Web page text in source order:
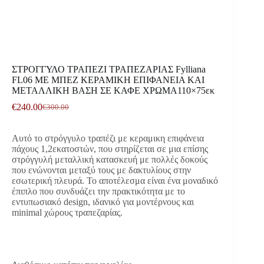
ΣΤΡΟΓΓΥΛΟ ΤΡΑΠΕΖΙ ΤΡΑΠΕΖΑΡΙΑΣ Fylliana
FL06 ΜΕ ΜΠΕΖ ΚΕΡΑΜΙΚΗ ΕΠΙΦΑΝΕΙΑ ΚΑI
ΜΕΤΑΛΛΙΚΗ ΒΑΣΗ ΣΕ ΚΑΦΕ ΧΡΩΜΑ110×75εκ
€300.00
Original
€300.00.
€240.00Η
είναι:
€240.00.
Αυτό το στρόγγυλο τραπέζι με κεραμικη επιφάνεια
πάχους 1,2εκατοστών, που στηρίζεται σε μια επίσης
στρόγγυλή μεταλλική κατασκευή με πολλές δοκούς
που ενώνονται μεταξύ τους με δακτυλίους στην
εσωτερική πλευρά. Το αποτέλεσμα είναι ένα μοναδικό
έπιπλο που συνδυάζει την πρακτικότητα με το
εντυπωσιακό design, ιδανικό για μοντέρνους και
minimal χώρους τραπεζαρίας.